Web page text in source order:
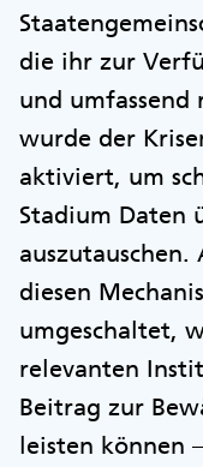
die ihr zur
und umfassend
wurde der
aktiviert, um
Stadium Daten
diesen
umgeschaltet,
relevanten
Beitrag zur
leisten können